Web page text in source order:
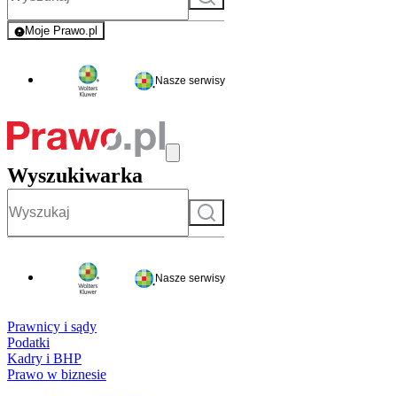
Moje Prawo.pl
- rejestracja i logowanie do serwisu
Nasze serwisy
Wyszukiwarka
Szukaj
Nasze serwisy
Prawnicy i sądy
Podatki
Kadry i BHP
Prawo w biznesie